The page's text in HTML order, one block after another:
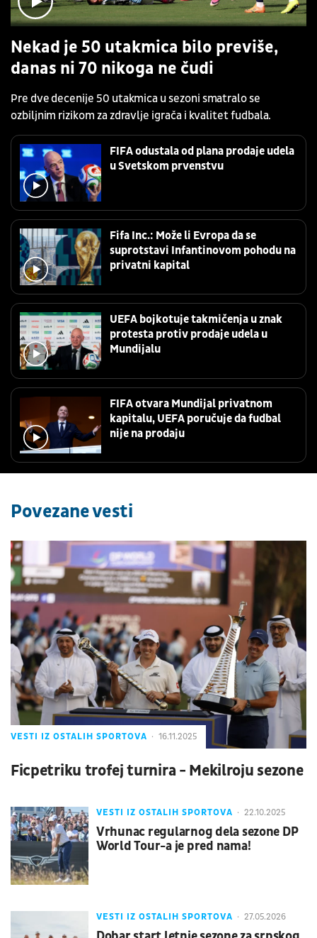
Nekad je 50 utakmica bilo previše,
danas ni 70 nikoga ne čudi
Pre dve decenije 50 utakmica u sezoni smatralo se
ozbiljnim rizikom za zdravlje igrača i kvalitet fudbala.
FIFA odustala od plana prodaje udela
u Svetskom prvenstvu
Fifa Inc.: Može li Evropa da se
suprotstavi Infantinovom pohodu na
privatni kapital
UEFA bojkotuje takmičenja u znak
protesta protiv prodaje udela u
Mundijalu
FIFA otvara Mundijal privatnom
kapitalu, UEFA poručuje da fudbal
nije na prodaju
Povezane vesti
VESTI IZ OSTALIH SPORTOVA 16.11.2025
Ficpetriku trofej turnira - Mekilroju sezone
VESTI IZ OSTALIH SPORTOVA 22.10.2025
Vrhunac regularnog dela sezone DP
World Tour-a je pred nama!
VESTI IZ OSTALIH SPORTOVA 27.05.2026